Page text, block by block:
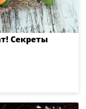
Секреты